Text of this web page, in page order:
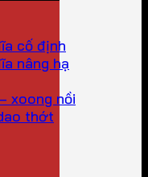
cố định
nâng hạ
xoong nồi
thớt